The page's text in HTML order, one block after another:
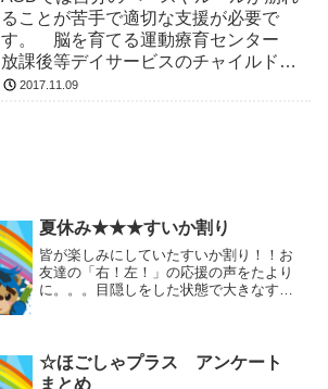
ることが苦手で適切な支援が必要で
す。 脳を育てる運動療育センター
放課後等デイサービスのチャイルド・
ブレイン
2017.11.09
夏休み★★★すいか割り
皆が楽しみにしていたすいか割り！！お
友達の「右！左！」の応援の声をたより
に。。。目隠しをした状態で大きなすい
場をつくってくれて（スタ...
☆ほごしゃプラス アンケート
まとめ